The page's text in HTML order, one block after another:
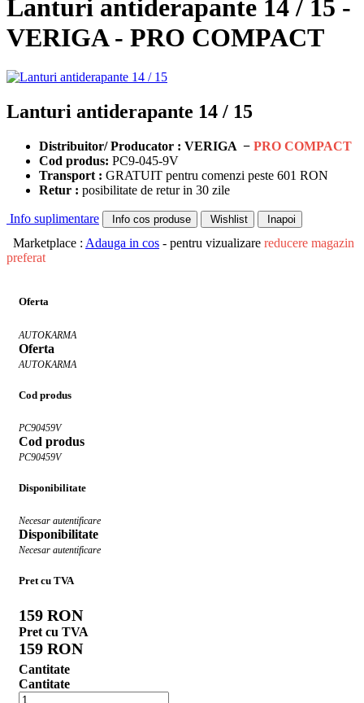
Lanturi antiderapante 14 / 15 -
VERIGA - PRO COMPACT
Lanturi antiderapante 14 / 15
Distribuitor/ Producator : VERIGA − PRO COMPACT
Cod produs: PC9-045-9V
Transport : GRATUIT pentru comenzi peste 601 RON
Retur : posibilitate de retur in 30 zile
Info suplimentare Info cos produse Wishlist Inapoi
Marketplace : Adauga in cos - pentru vizualizare reducere magazin
preferat
Oferta
AUTOKARMA
Oferta
AUTOKARMA
Cod produs
PC90459V
Cod produs
PC90459V
Disponibilitate
Necesar autentificare
Disponibilitate
Necesar autentificare
Pret cu TVA
159 RON
Pret cu TVA
159 RON
Cantitate
Cantitate